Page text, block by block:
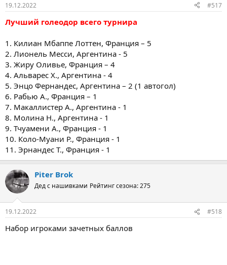
19.12.2022 #517
Лучший голеодор всего турнира
1. Килиан Мбаппе Лоттен, Франция – 5
2. Лионель Месси, Аргентина - 5
3. Жиру Оливье, Франция – 4
4. Альварес Х., Аргентина - 4
5. Энцо Фернандес, Аргентина – 2 (1 автогол)
6. Рабью А., Франция – 1
7. Макаллистер А., Аргентина - 1
8. Молина Н., Аргентина - 1
9. Тчуамени А., Франция - 1
10. Коло-Муани Р., Франция - 1
11. Эрнандес Т., Франция - 1
Piter Brok
Дед с нашивками Рейтинг сезона: 275
19.12.2022 #518
Набор игроками зачетных баллов